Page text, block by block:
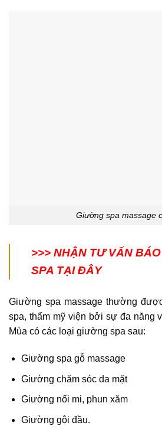
Giường spa massage
>>> NHẬN TƯ VẤN
SPA TẠI ĐÂY
Giường spa massage thường
spa, thẩm mỹ viện bởi sự đa năng
Mùa có các loại giường spa sau:
Giường spa gỗ massage
Giường chăm sóc da mặt
Giường nối mi, phun xăm
Giường gội đầu.